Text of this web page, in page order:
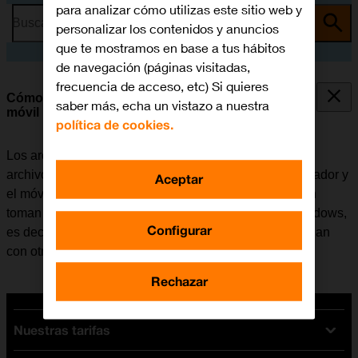
Busca por problema o tema
Cómo transferir archivos entre el ordenador y el
móvil
Los archivos como, por ejemplo, las fotografías o los
archivos de música se pueden transferir entre el ordenador y
el móvil. Tener en cuenta que los pasos a continuación
toman como punto de partida el sistema operativo Windows,
es decir, que estas instrucciones puede que no coincidan
con otros sistemas operativos.
Nuestras tarifas
para analizar cómo utilizas este sitio web y
personalizar los contenidos y anuncios
que te mostramos en base a tus hábitos
de navegación (páginas visitadas,
frecuencia de acceso, etc) Si quieres
saber más, echa un vistazo a nuestra
política de cookies.
Configurar
Rechazar
Aceptar